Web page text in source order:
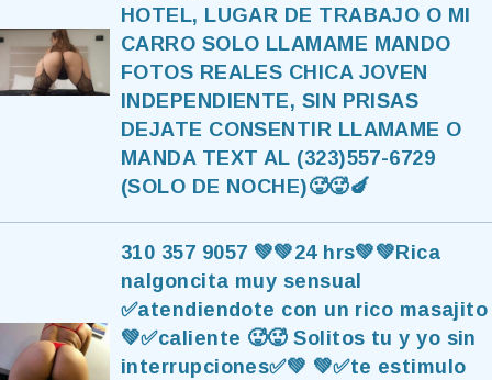
HOTEL, LUGAR DE TRABAJO O MI
CARRO SOLO LLAMAME MANDO
FOTOS REALES CHICA JOVEN
INDEPENDIENTE, SIN PRISAS
DEJATE CONSENTIR LLAMAME O
MANDA TEXT AL (323)557-6729
(SOLO DE NOCHE)🥵🥵🍆
310 357 9057 💚💚24 hrs💚💚Rica
nalgoncita muy sensual
✅atendiendote con un rico masajito
💚✅caliente 🥵🥵 Solitos tu y yo sin
interrupciones✅💚 💚✅te estimulo